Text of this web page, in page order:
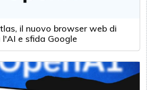
il nuovo browser web di
e sfida Google